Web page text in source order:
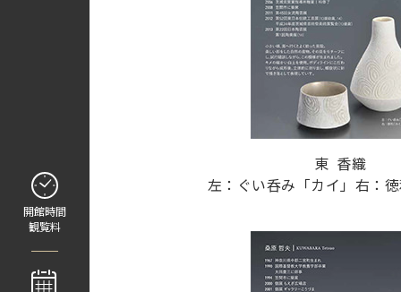
開館時間
観覧料
東 香織
左：ぐい呑み「カイ」右：